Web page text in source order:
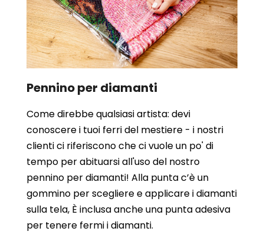
Pennino per diamanti
Come direbbe qualsiasi artista: devi
conoscere i tuoi ferri del mestiere - i nostri
clienti ci riferiscono che ci vuole un po' di
tempo per abituarsi all'uso del nostro
pennino per diamanti! Alla punta c’è un
gommino per scegliere e applicare i diamanti
sulla tela, È inclusa anche una punta adesiva
per tenere fermi i diamanti.